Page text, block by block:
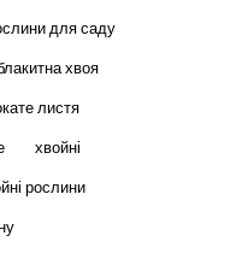
для саду
хвоя
листя
хвойні
рослини